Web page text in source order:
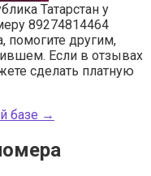
Татарстан у
89274814464
помогите другим,
Если в отзывах
сделать платную
базе →